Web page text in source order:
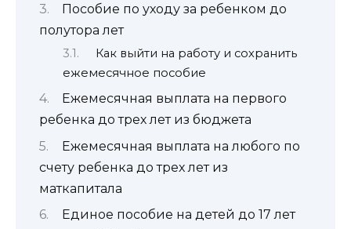
Пособие по уходу за ребенком до
полутора лет
Как выйти на работу и сохранить
ежемесячное пособие
Ежемесячная выплата на первого
ребенка до трех лет из бюджета
Ежемесячная выплата на любого по
счету ребенка до трех лет из
маткапитала
Единое пособие на детей до 17 лет